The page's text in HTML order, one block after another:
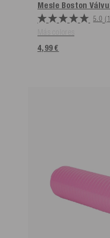
Mesle Boston
5.0
4,99 €